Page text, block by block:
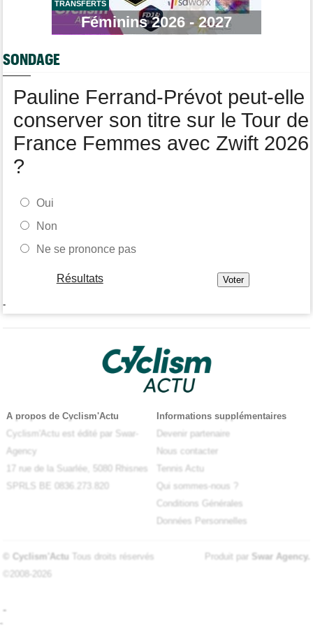
Tour de France Femmes
Une portion de la 7e étape sera interdite au public
pour 1 an
TRANSFERTS
Féminins 2026 - 2027
SONDAGE
Pauline Ferrand-Prévot peut-elle
conserver son titre sur le Tour de
France Femmes avec Zwift 2026
?
Oui
Non
Ne se prononce pas
Résultats
-
A propos de Cyclism'Actu
Cyclism'Actu est édité par Swar-
Agency
17 rue de la Suarlée, 5080 Rhisnes
SPRLS BE 0836.273.820
Informations supplémentaires
Devenir partenaire
Nous contacter
Tennis Actu
Qui sommes-nous ?
Conditions Générales
Données Personnelles
© Cyclism'Actu Tous droits réservés
©2008-2026
Produit par Swar Agency.
-
-